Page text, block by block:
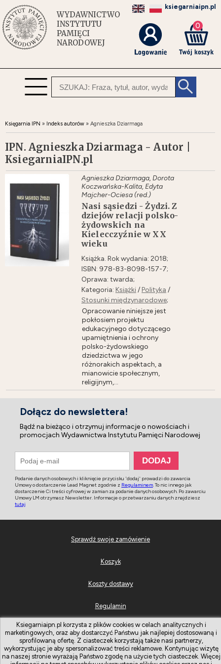
WYDAWNICTWO
INSTYTUTU
PAMIĘCI
NARODOWEJ
ksiegarniaipn.pl
0
Księgarnia IPN » Indeks autorów » Agnieszka Dziarmaga
IPN. Agnieszka Dziarmaga - Autor |
KsiegarniaIPN.pl
Agnieszka Dziarmaga, Dorota
Koczwańska-Kalita, Edyta
Majcher-Ociesa (red.)
Nasi sąsiedzi - Żydzi. Z
dziejów relacji polsko-
żydowskich na
Kielecczyźnie w XX
wieku
Książka. Rok wydania: 2018;
ISBN: 978-83-8098-157-7;
Oprawa: twarda;
Kategoria: Książki/ Polityka /
Stosunki międzynarodowe;
Opracowanie niniejsze jest
pokłosiem projektu
edukacyjnego dotyczącego
upamiętnienia i ochrony
polsko-żydowskiego
dziedzictwa w jego
różnorakich aspektach, a
mianowicie społecznym,
religijnym,...
Dołącz do newslettera!
Bądź na bieżąco i otrzymuj informacje o nowościach i
promocjach Wydawnictwa Instytutu Pamięci Narodowej
Podanie danych osobowych i kliknięcie przycisku 'dodaj' prowadzi do zawarcia
Umowy o dostarczenie Lead Magnet zgodnie z Regulaminem . To nic innego jak
dostarczenie Ci treści cyfrowej w zamian za podanie danych osobowych. Po zawarciu
Umowy LM otrzymasz Newsletter. Informacje o przetwarzaniu danych znajdziesz
tutaj
Sprawdź swoje zamówienie
Koszyk
Koszty dostawy
Regulamin
Polityka prywatności i Cookies
Pomoc
Ksiegarniaipn.pl korzysta z plików cookies w celach analitycznych i
marketingowych, oraz aby dostarczyć Państwu jak najlepiej dostosowaną i
sprofilowaną ofertę. Z ciasteczek korzystają także nasi partnerzy,
wykorzystując je aby spersonalizować treści reklamowe. Kontynując wizytę
na naszej stronie wyrażają Państwo zgodę na użycie tych ciasteczek. Więcej